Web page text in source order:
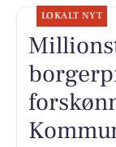
LOKALT NYT